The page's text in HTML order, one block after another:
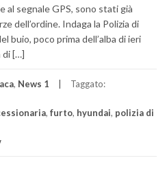
al segnale GPS, sono stati già
dell’ordine. Indaga la Polizia di
buio, poco prima dell’alba di ieri
di […]
, News 1 Taggato:
, furto, hyundai, polizia di